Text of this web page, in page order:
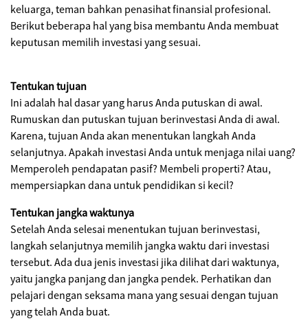
keluarga, teman bahkan penasihat finansial profesional.
Berikut beberapa hal yang bisa membantu Anda membuat
keputusan memilih investasi yang sesuai.
Tentukan tujuan
Ini adalah hal dasar yang harus Anda putuskan di awal.
Rumuskan dan putuskan tujuan berinvestasi Anda di awal.
Karena, tujuan Anda akan menentukan langkah Anda
selanjutnya. Apakah investasi Anda untuk menjaga nilai uang?
Memperoleh pendapatan pasif? Membeli properti? Atau,
mempersiapkan dana untuk pendidikan si kecil?
Tentukan jangka waktunya
Setelah Anda selesai menentukan tujuan berinvestasi,
langkah selanjutnya memilih jangka waktu dari investasi
tersebut. Ada dua jenis investasi jika dilihat dari waktunya,
yaitu jangka panjang dan jangka pendek. Perhatikan dan
pelajari dengan seksama mana yang sesuai dengan tujuan
yang telah Anda buat.